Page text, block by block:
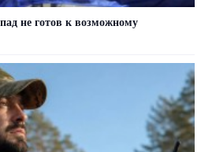
не готов к возможному